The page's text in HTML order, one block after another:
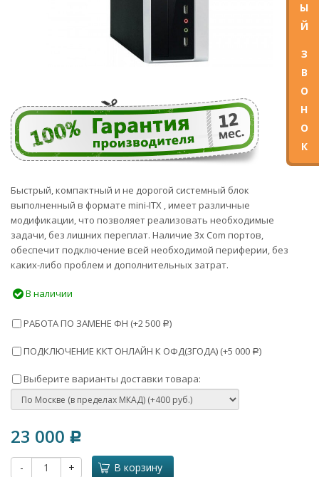
Быстрый, компактный и не дорогой системный блок
выполненный в формате mini-ITX , имеет различные
модификации, что позволяет реализовать необходимые
задачи, без лишних переплат. Наличие 3х Com портов,
обеспечит подключение всей необходимой периферии, без
каких-либо проблем и дополнительных затрат.
В наличии
РАБОТА ПО ЗАМЕНЕ ФН (+2 500 Р)
ПОДКЛЮЧЕНИЕ ККТ ОНЛАЙН К ОФД(3ГОДА) (+5 000 Р)
Выберите варианты доставки товара:
23 000 Р
- + В корзину
Ы
Й
З
В
О
Н
О
К